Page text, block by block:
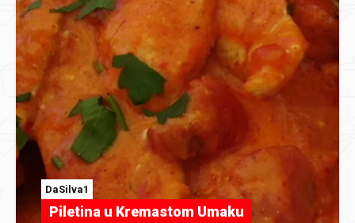
DaSilva1
Piletina u Kremastom Umaku